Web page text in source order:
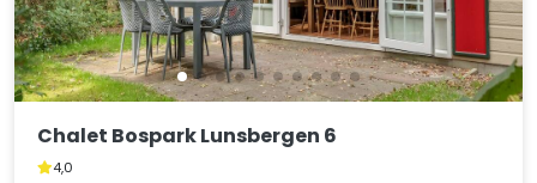
Chalet Bospark Lunsbergen 6
4,0